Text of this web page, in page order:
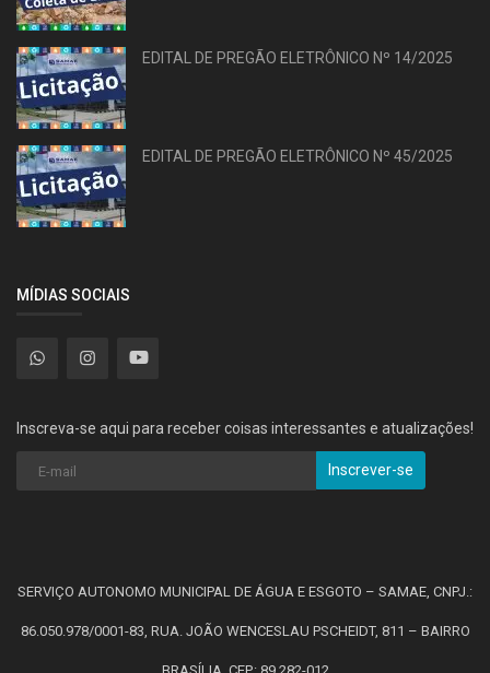
EDITAL DE PREGÃO ELETRÔNICO Nº 14/2025
EDITAL DE PREGÃO ELETRÔNICO Nº 45/2025
MÍDIAS SOCIAIS
Inscreva-se aqui para receber coisas interessantes e atualizações!
Inscrever-se
SERVIÇO AUTONOMO MUNICIPAL DE ÁGUA E ESGOTO – SAMAE, CNPJ.:
86.050.978/0001-83, RUA. JOÃO WENCESLAU PSCHEIDT, 811 – BAIRRO